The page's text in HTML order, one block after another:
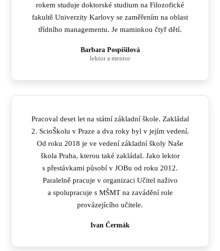
rokem studuje doktorské studium na Filozofické
fakultě Univerzity Karlovy se zaměřením na oblast
třídního managementu. Je maminkou čtyř dětí.
Barbara Pospíšilová
lektor a mentor
Pracoval deset let na státní základní škole. Zakládal
2. ScioŠkolu v Praze a dva roky byl v jejím vedení.
Od roku 2018 je ve vedení základní školy Naše
škola Praha, kterou také zakládal. Jako lektor
s přestávkami působí v JOBu od roku 2012.
Paralelně pracuje v organizaci Učitel naživo
a spolupracuje s MŠMT na zavádění role
provázejícího učitele.
Ivan Čermák